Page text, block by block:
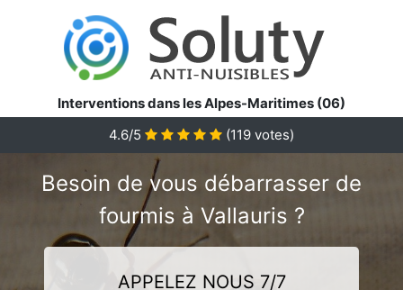
Interventions dans les Alpes-Maritimes (06)
4.6/5 (119 votes)
Besoin de vous débarrasser de
fourmis à Vallauris ?
APPELEZ NOUS 7/7